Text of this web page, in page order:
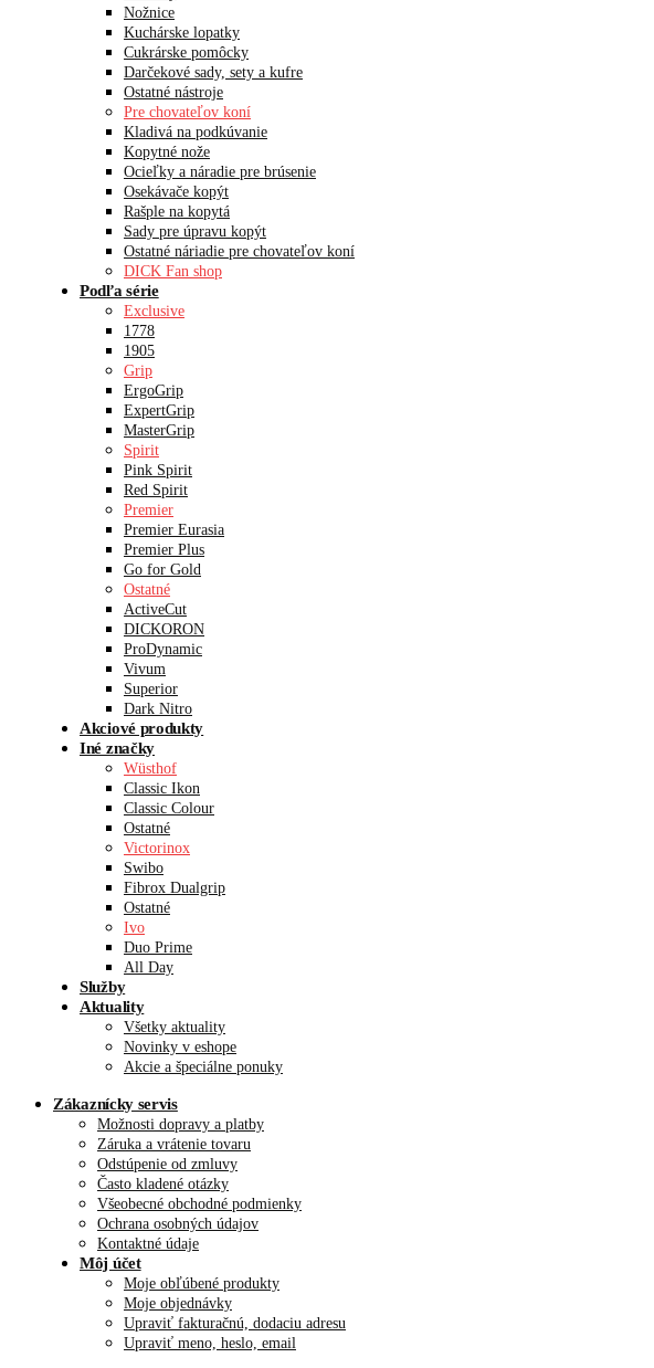
Nožnice
Kuchárske lopatky
Cukrárske pomôcky
Darčekové sady, sety a kufre
Ostatné nástroje
Pre chovateľov koní
Kladivá na podkúvanie
Kopytné nože
Ocieľky a náradie pre brúsenie
Osekávače kopýt
Rašple na kopytá
Sady pre úpravu kopýt
Ostatné náriadie pre chovateľov koní
DICK Fan shop
Podľa série
Exclusive
1778
1905
Grip
ErgoGrip
ExpertGrip
MasterGrip
Spirit
Pink Spirit
Red Spirit
Premier
Premier Eurasia
Premier Plus
Go for Gold
Ostatné
ActiveCut
DICKORON
ProDynamic
Vivum
Superior
Dark Nitro
Akciové produkty
Iné značky
Wüsthof
Classic Ikon
Classic Colour
Ostatné
Victorinox
Swibo
Fibrox Dualgrip
Ostatné
Ivo
Duo Prime
All Day
Služby
Aktuality
Všetky aktuality
Novinky v eshope
Akcie a špeciálne ponuky
Zákaznícky servis
Možnosti dopravy a platby
Záruka a vrátenie tovaru
Odstúpenie od zmluvy
Často kladené otázky
Všeobecné obchodné podmienky
Ochrana osobných údajov
Kontaktné údaje
Môj účet
Moje obľúbené produkty
Moje objednávky
Upraviť fakturačnú, dodaciu adresu
Upraviť meno, heslo, email